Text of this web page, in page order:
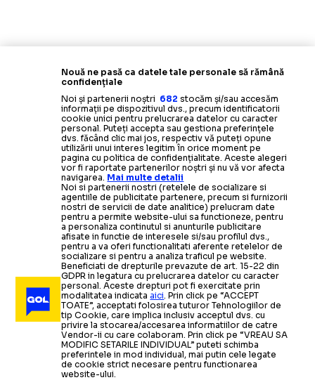
Nouă ne pasă ca datele tale personale să rămână
confidențiale
Noi și partenerii noștri 682 stocăm și/sau accesăm
informații pe dispozitivul dvs., precum identificatorii
cookie unici pentru prelucrarea datelor cu caracter
personal. Puteți accepta sau gestiona preferințele
dvs. făcând clic mai jos, respectiv vă puteți opune
utilizării unui interes legitim în orice moment pe
pagina cu politica de confidențialitate. Aceste alegeri
vor fi raportate partenerilor noștri și nu vă vor afecta
navigarea. Mai multe detalii
Noi si partenerii nostri (retelele de socializare si
agentiile de publicitate partenere, precum si furnizorii
nostri de servicii de date analitice) prelucram date
pentru a permite website-ului sa functioneze, pentru
a personaliza continutul si anunturile publicitare
afisate in functie de interesele si/sau profilul dvs.,
pentru a va oferi functionalitati aferente retelelor de
socializare si pentru a analiza traficul pe website.
Beneficiati de drepturile prevazute de art. 15-22 din
GDPR in legatura cu prelucrarea datelor cu caracter
personal. Aceste drepturi pot fi exercitate prin
modalitatea indicataaici. Prin click pe “ACCEPT
TOATE”, acceptati folosirea tuturor Tehnologiilor de
tip Cookie, care implica inclusiv acceptul dvs. cu
privire la stocarea/accesarea informatiilor de catre
Vendor-ii cu care colaboram. Prin click pe “VREAU SA
MODIFIC SETARILE INDIVIDUAL” puteti schimba
preferintele in mod individual, mai putin cele legate
de cookie strict necesare pentru functionarea
website-ului.